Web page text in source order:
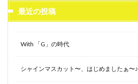
最近の投稿
With 「G」の時代
シャインマスカット〜、はじめましたぁ〜♪